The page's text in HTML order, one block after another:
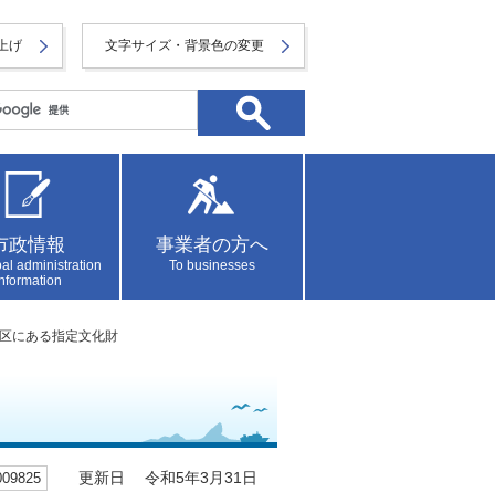
げ 文字サイズ・背景色の変更
政情報
administration
事業者の方へ
To businesses
にある指定文化財
更新日 令和5年3月31日